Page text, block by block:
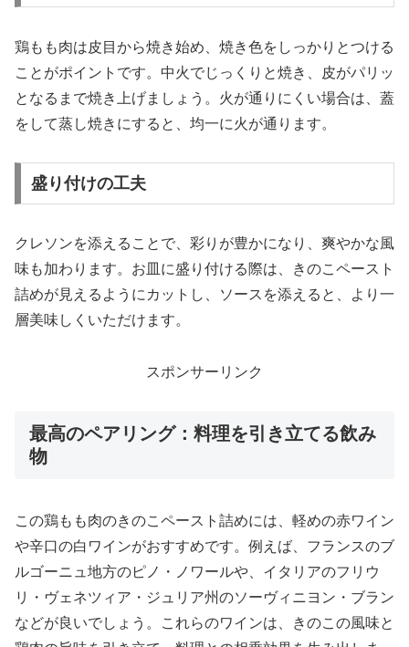
鶏もも肉は皮目から焼き始め、焼き色をしっかりとつける
ことがポイントです。中火でじっくりと焼き、皮がパリッ
となるまで焼き上げましょう。火が通りにくい場合は、蓋
をして蒸し焼きにすると、均一に火が通ります。
盛り付けの工夫
クレソンを添えることで、彩りが豊かになり、爽やかな風
味も加わります。お皿に盛り付ける際は、きのこペースト
詰めが見えるようにカットし、ソースを添えると、より一
層美味しくいただけます。
スポンサーリンク
最高のペアリング：料理を引き立てる飲み
物
この鶏もも肉のきのこペースト詰めには、軽めの赤ワイン
や辛口の白ワインがおすすめです。例えば、フランスのブ
ルゴーニュ地方のピノ・ノワールや、イタリアのフリウ
リ・ヴェネツィア・ジュリア州のソーヴィニヨン・ブラン
などが良いでしょう。これらのワインは、きのこの風味と